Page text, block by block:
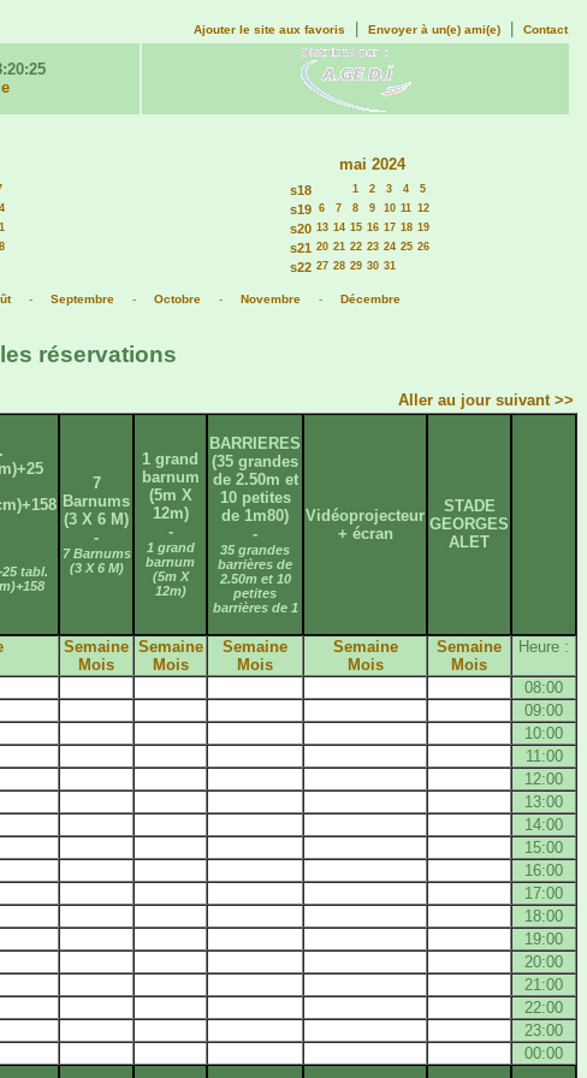
Ajouter le site aux favoris Envoyer à un(e) ami(e) Contact
mai 2024
s18 1 2 3 4 5
s19 6 7 8 9 10 11 12
s20 13 14 15 16 17 18 19
s21 20 21 22 23 24 25 26
s22 27 28 29 30 31
- Septembre- Octobre- Novembre- Décembre
réservations
Aller au jour suivant >>
tabl.
7
Barnums
(3 X 6 M)
-
7 Barnums
(3 X 6 M)
1 grand
barnum
(5m X
12m)
-
1 grand
barnum
(5m X
12m)
BARRIERES
(35 grandes
de 2.50m et
10 petites
de 1m80)
-
35 grandes
barrières de
2.50m et 10
petites
barrières de 1
Vidéoprojecteur
+ écran
STADE
GEORGES
ALET
Semaine
Mois
Semaine
Mois
Semaine
Mois
Semaine
Mois
Semaine
Mois
Heure :
08:00
09:00
10:00
11:00
12:00
13:00
14:00
15:00
16:00
17:00
18:00
19:00
20:00
21:00
22:00
23:00
00:00